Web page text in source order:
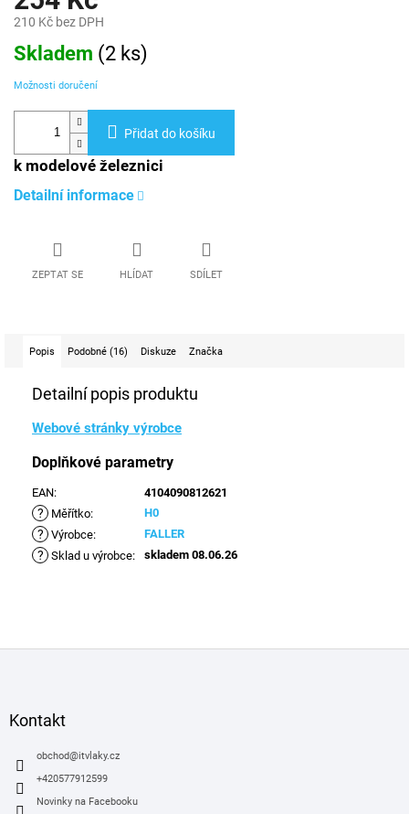
210 Kč bez DPH
Měrná
cena:
Skladem (2 ks)
Možnosti doručení
Přidat do košíku
k modelové železnici
Detailní informace
ZEPTAT SE HLÍDAT SDÍLET
Popis Podobné (16) Diskuze Značka
Detailní popis produktu
Webové stránky výrobce
Doplňkové parametry
EAN: 4104090812621
? Měřítko: H0
? Výrobce: FALLER
? Sklad u výrobce: skladem 08.06.26
Kontakt
obchod@itvlaky.cz
+420577912599
Novinky na Facebooku